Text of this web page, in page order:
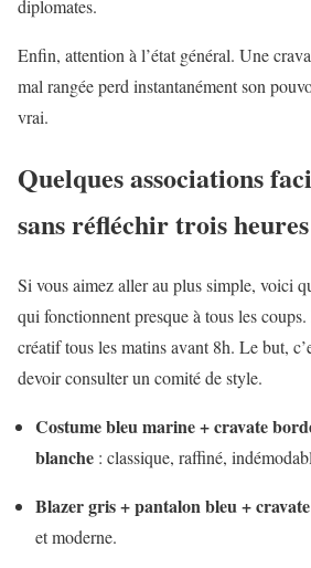
diplomates.
Enfin, attention à l’état général. Une
mal rangée perd instantanément son
vrai.
Quelques associations
sans réfléchir trois heures
Si vous aimez aller au plus simple, voici
qui fonctionnent presque à tous les coups.
créatif tous les matins avant 8h. Le but,
devoir consulter un comité de style.
Costume bleu marine + cravate
blanche : classique, raffiné,
Blazer gris + pantalon bleu +
et moderne.